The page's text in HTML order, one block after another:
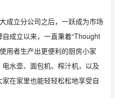
成立分公司之后，一跃成为市场
成立以来，一直秉着“Thought
用者生产出更便利的厨房小家
水壶、面包机、榨汁机，以及
在家里也能轻轻松松地享受自